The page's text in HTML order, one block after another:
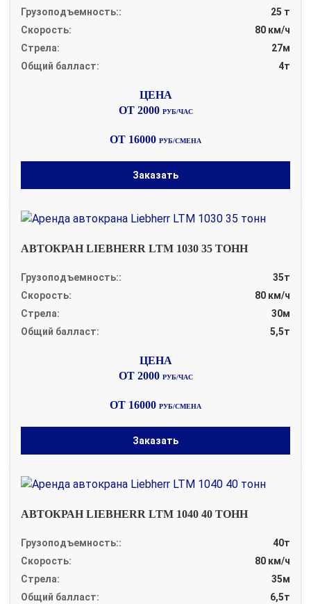
Грузоподъемность::
25 т
Скорость:
80 км/ч
Стрела:
27м
Общий балласт:
4т
ОТ 2000 РУБ/ЧАС
ОТ 16000 РУБ/СМЕНА
Заказать
АВТОКРАН LIEBHERR LTM 1030 35 ТОНН
Грузоподъемность::
35т
Скорость:
80 км/ч
Стрела:
30м
Общий балласт:
5,5т
ОТ 2000 РУБ/ЧАС
ОТ 16000 РУБ/СМЕНА
Заказать
АВТОКРАН LIEBHERR LTM 1040 40 ТОНН
Грузоподъемность::
40т
Скорость:
80 км/ч
Стрела:
35м
Общий балласт:
6,5т